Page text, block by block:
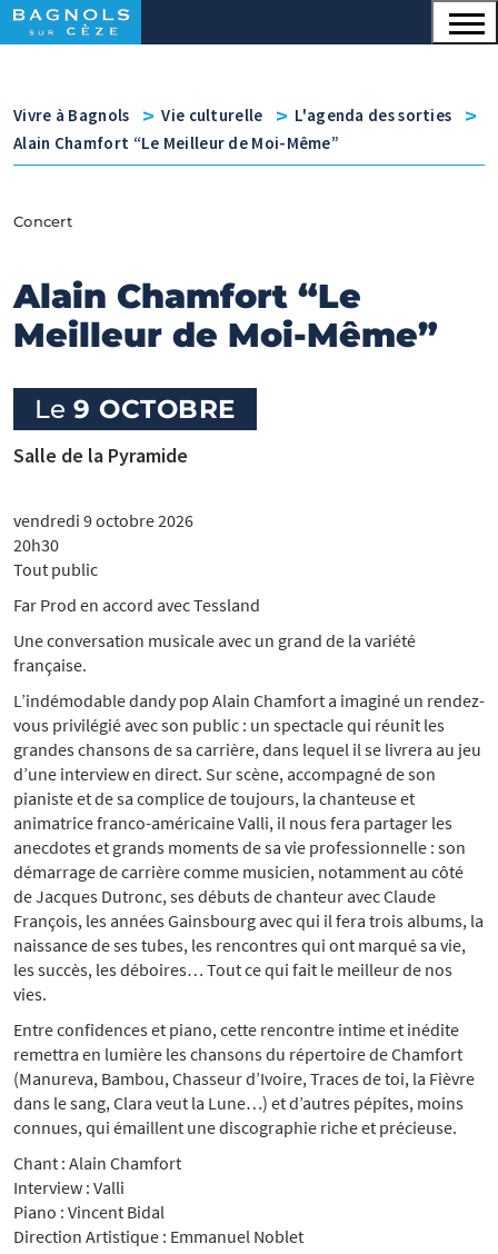
Panneau de gestion des cookies
Menu principal
Contenu
Vivre à Bagnols v Vie culturelle v L'agenda des sorties v
Alain Chamfort “Le Meilleur de Moi-Même”
Alain Chamfort “Le
Meilleur de Moi-Même”
Concert
Le9 OCTOBRE
Salle de la Pyramide
vendredi 9 octobre 2026
20h30
Tout public
Far Prod en accord avec Tessland
Une conversation musicale avec un grand de la variété
française.
L’indémodable dandy pop Alain Chamfort a imaginé un rendez-
vous privilégié avec son public : un spectacle qui réunit les
grandes chansons de sa carrière, dans lequel il se livrera au jeu
d’une interview en direct. Sur scène, accompagné de son
pianiste et de sa complice de toujours, la chanteuse et
animatrice franco-américaine Valli, il nous fera partager les
anecdotes et grands moments de sa vie professionnelle : son
démarrage de carrière comme musicien, notamment au côté
de Jacques Dutronc, ses débuts de chanteur avec Claude
François, les années Gainsbourg avec qui il fera trois albums, la
naissance de ses tubes, les rencontres qui ont marqué sa vie,
les succès, les déboires… Tout ce qui fait le meilleur de nos
vies.
Entre confidences et piano, cette rencontre intime et inédite
remettra en lumière les chansons du répertoire de Chamfort
(Manureva, Bambou, Chasseur d’Ivoire, Traces de toi, la Fièvre
dans le sang, Clara veut la Lune…) et d’autres pépites, moins
connues, qui émaillent une discographie riche et précieuse.
Chant : Alain Chamfort
Interview : Valli
Piano : Vincent Bidal
Direction Artistique : Emmanuel Noblet